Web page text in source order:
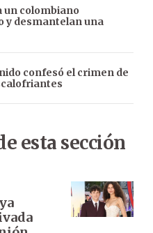
un colombiano
y desmantelan una
confesó el crimen de
esta sección